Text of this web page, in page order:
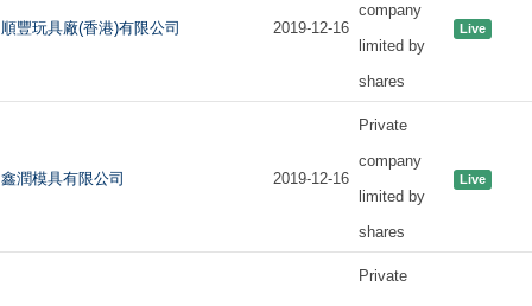
順豐玩具廠(香港)有限公司 2019-12-16
company
limited by
shares
Live
鑫潤模具有限公司 2019-12-16
Private
company
limited by
shares
Live
Private